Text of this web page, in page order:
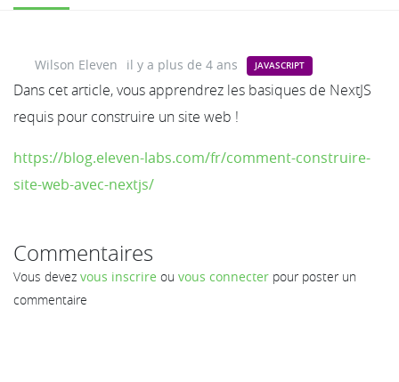
Wilson Eleven il y a plus de 4 ans JAVASCRIPT
Dans cet article, vous apprendrez les basiques de NextJS
requis pour construire un site web !
https://blog.eleven-labs.com/fr/comment-construire-
site-web-avec-nextjs/
Commentaires
Vous devez vous inscrire ou vous connecter pour poster un
commentaire